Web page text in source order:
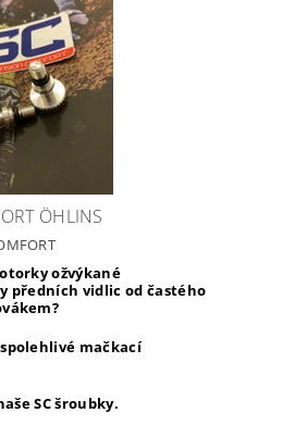
ÖHLINS
ožvýkané
předních vidlic od častého
mačkací
SC šroubky.